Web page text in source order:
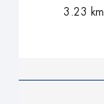
3.23 km